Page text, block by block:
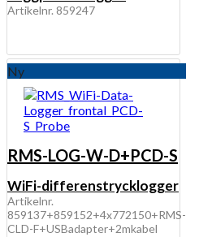
Artikelnr. 859247
Ny
RMS-LOG-W-D+PCD-S
WiFi-differenstrycklogger
Artikelnr.
859137+859152+4x772150+RMS-
CLD-F+USBadapter+2mkabel